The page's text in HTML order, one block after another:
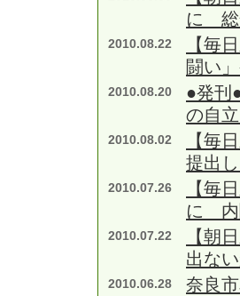
に 総
2010.08.22
【毎
闘い
2010.08.20
●発刊
の自
2010.08.02
【毎
提出
2010.07.26
【毎
に 内
2010.07.22
【朝
出な
2010.06.28
奈良